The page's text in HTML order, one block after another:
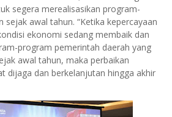
segera merealisasikan program-
awal tahun. “Ketika kepercayaan
ekonomi sedang membaik dan
program pemerintah daerah yang
awal tahun, maka perbaikan
dijaga dan berkelanjutan hingga akhir